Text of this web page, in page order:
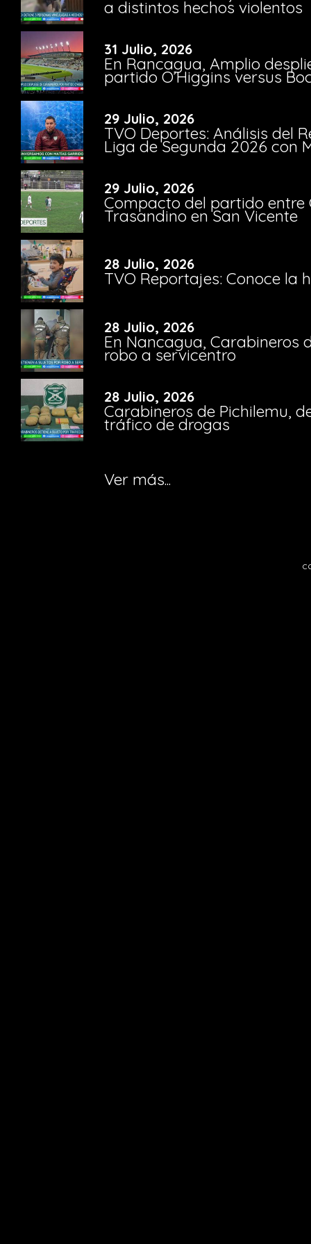
a distintos hechos violentos
31 Julio, 2026
En Rancagua, Amplio
partido O’Higgins versus
29 Julio, 2026
TVO Deportes: Análisis del
Liga de Segunda 2026 con
29 Julio, 2026
Compacto del partido entre
Trasandino en San Vicente
28 Julio, 2026
TVO Reportajes: Conoce la
28 Julio, 2026
En Nancagua, Carabineros
robo a servicentro
28 Julio, 2026
Carabineros de Pichilemu,
tráfico de drogas
Ver más...